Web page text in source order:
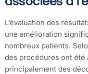
L’évaluation des
une amélioration
nombreux patients.
des procédures ont été
principalement des